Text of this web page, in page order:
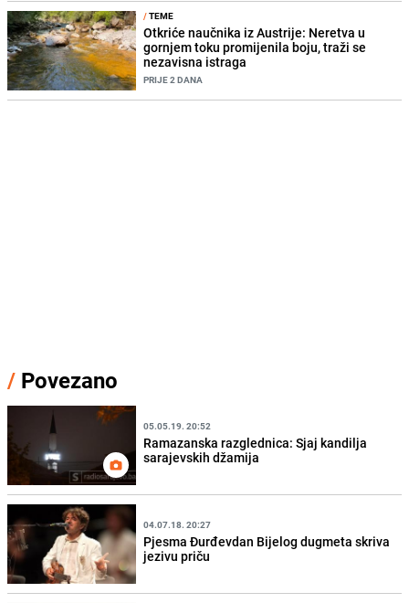
/TEME
Otkriće naučnika iz Austrije: Neretva u
gornjem toku promijenila boju, traži se
nezavisna istraga
PRIJE 2 DANA
/ Povezano
05.05.19. 20:52
Ramazanska razglednica: Sjaj kandilja
sarajevskih džamija
04.07.18. 20:27
Pjesma Đurđevdan Bijelog dugmeta skriva
jezivu priču